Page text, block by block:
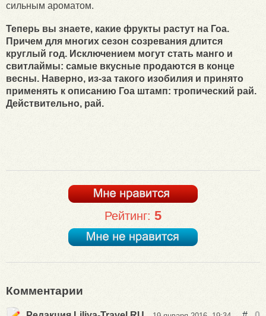
сильным ароматом.
Теперь вы знаете, какие фрукты растут на Гоа.
Причем для многих сезон созревания длится
круглый год. Исключением могут стать манго и
свитлаймы: самые вкусные продаются в конце
весны. Наверно, из-за такого изобилия и принято
применять к описанию Гоа штамп: тропический рай.
Действительно, рай.
Рейтинг: 5
Комментарии